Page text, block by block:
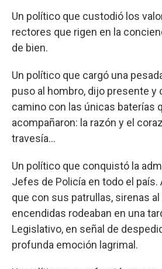
Un político que custodió los
rectores que rigen en la
de bien.
Un político que cargó una
puso al hombro, dijo presente y
camino con las únicas baterías
acompañaron: la razón y el
travesía…
Un político que conquistó la
Jefes de Policía en todo el
que con sus patrullas, sirenas
encendidas rodeaban en una
Legislativo, en señal de
profunda emoción lagrimal.